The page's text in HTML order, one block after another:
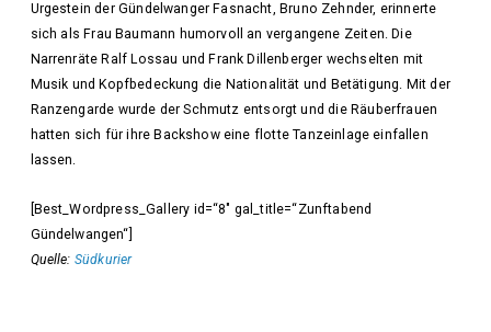
Urgestein der Gündelwanger Fasnacht, Bruno Zehnder, erinnerte
sich als Frau Baumann humorvoll an vergangene Zeiten. Die
Narrenräte Ralf Lossau und Frank Dillenberger wechselten mit
Musik und Kopfbedeckung die Nationalität und Betätigung. Mit der
Ranzengarde wurde der Schmutz entsorgt und die Räuberfrauen
hatten sich für ihre Backshow eine flotte Tanzeinlage einfallen
lassen.
[Best_Wordpress_Gallery id=“8″ gal_title=“Zunftabend
Gündelwangen“]
Quelle: Südkurier